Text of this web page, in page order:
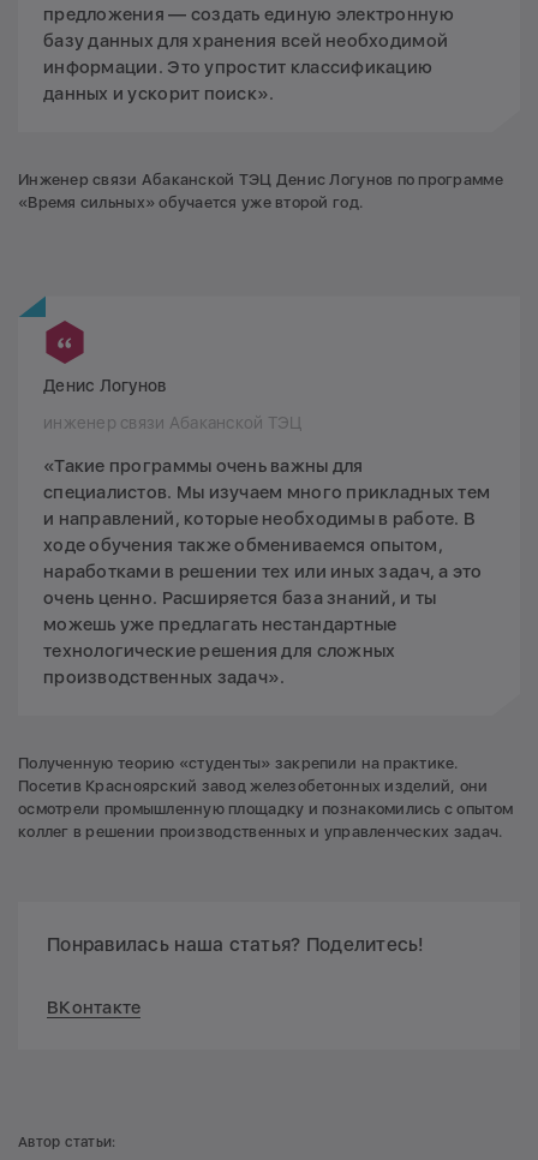
предложения — создать единую электронную
базу данных для хранения всей необходимой
информации. Это упростит классификацию
данных и ускорит поиск».
Инженер связи Абаканской ТЭЦ Денис Логунов по программе
«Время сильных» обучается уже второй год.
Денис Логунов
инженер связи Абаканской ТЭЦ
«Такие программы очень важны для
специалистов. Мы изучаем много прикладных тем
и направлений, которые необходимы в работе. В
ходе обучения также обмениваемся опытом,
наработками в решении тех или иных задач, а это
очень ценно. Расширяется база знаний, и ты
можешь уже предлагать нестандартные
технологические решения для сложных
производственных задач».
Полученную теорию «студенты» закрепили на практике.
Посетив Красноярский завод железобетонных изделий, они
осмотрели промышленную площадку и познакомились с опытом
коллег в решении производственных и управленческих задач.
Понравилась наша статья? Поделитесь!
ВКонтакте
Автор статьи: